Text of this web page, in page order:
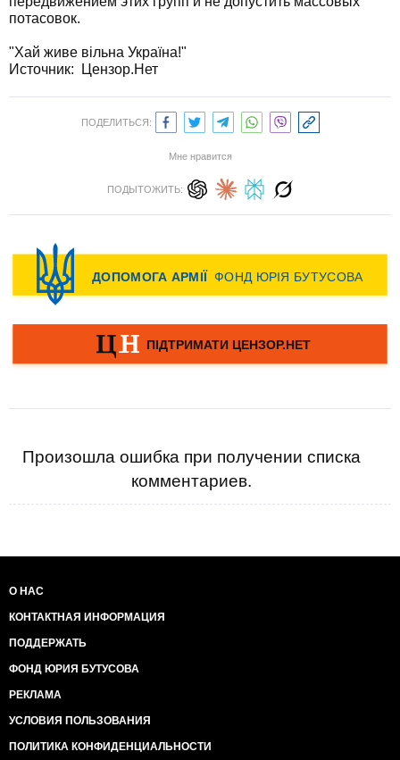
потасовок.
"Хай живе вільна Україна!"
Источник:
Цензор.Нет
ПОДЕЛИТЬСЯ:
Мне нравится
ПОДЫТОЖИТЬ:
Произошла ошибка при получении списка
комментариев.
О НАС
КОНТАКТНАЯ ИНФОРМАЦИЯ
ПОДДЕРЖАТЬ
ФОНД ЮРИЯ БУТУСОВА
РЕКЛАМА
УСЛОВИЯ ПОЛЬЗОВАНИЯ
ПОЛИТИКА КОНФИДЕНЦИАЛЬНОСТИ